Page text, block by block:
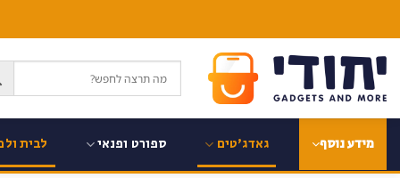
content
מידע נוסף גאדג'טים ספורט ופנאי לבית